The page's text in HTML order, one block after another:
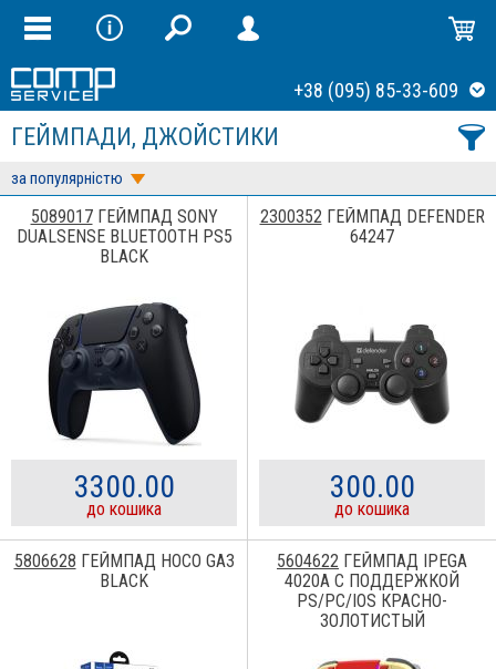
+38 (095) 85-33-609
ГЕЙМПАДИ, ДЖОЙСТИКИ
за популярністю
5089017ГЕЙМПАД SONY
DUALSENSE BLUETOOTH PS5
BLACK
3300.00
до кошика
2300352 ГЕЙМПАД DEFENDER
64247
300.00
до кошика
5806628 ГЕЙМПАД HOCO GA3
BLACK
5604622 ГЕЙМПАД IPEGA
4020A С ПОДДЕРЖКОЙ
PS/PC/IOS КРАСНО-
ЗОЛОТИСТЫЙ